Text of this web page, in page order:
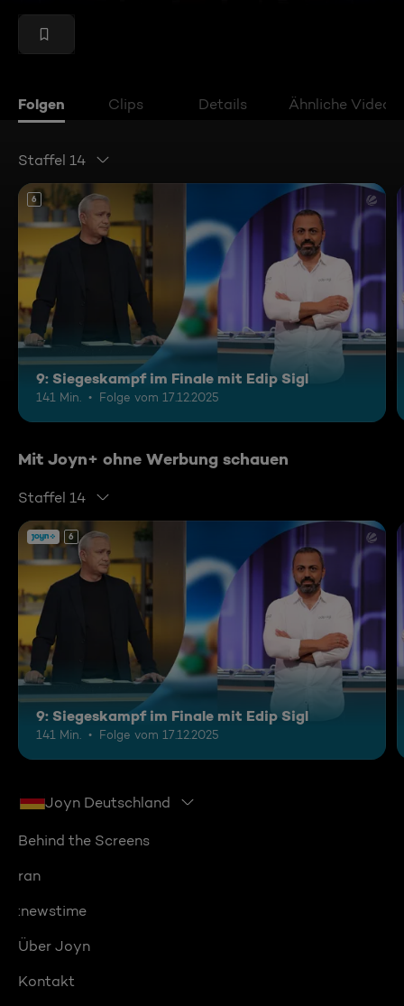
Folgen Clips Details Ähnliche Videos
Staffel 14
6
9: Siegeskampf im Finale mit Edip Sigl
141 Min. Folge vom 17.12.2025
Mit Joyn+ ohne Werbung schauen
Staffel 14
6
9: Siegeskampf im Finale mit Edip Sigl
141 Min. Folge vom 17.12.2025
Joyn Deutschland
Behind the Screens
ran
:newstime
Über Joyn
Kontakt